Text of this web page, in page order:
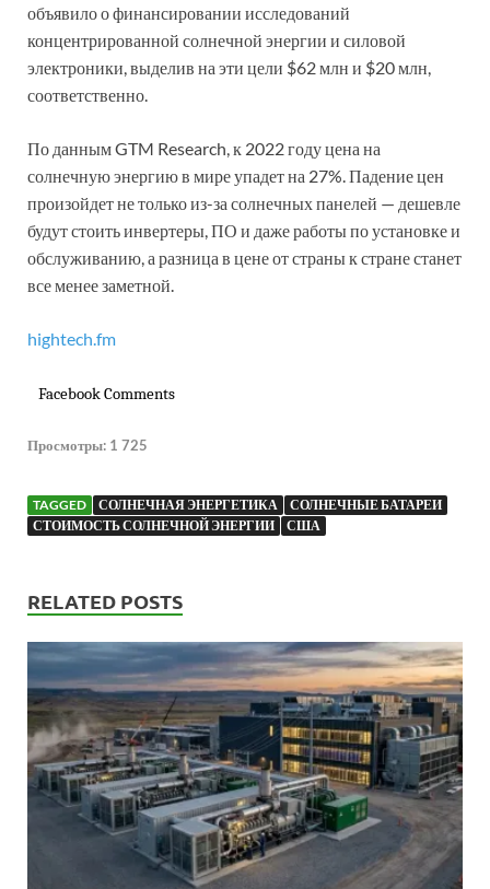
объявило о финансировании исследований
концентрированной солнечной энергии и силовой
электроники, выделив на эти цели $62 млн и $20 млн,
соответственно.
По данным GTM Research, к 2022 году цена на
солнечную энергию в мире упадет на 27%. Падение цен
произойдет не только из-за солнечных панелей — дешевле
будут стоить инвертеры, ПО и даже работы по установке и
обслуживанию, а разница в цене от страны к стране станет
все менее заметной.
hightech.fm
Facebook Comments
Просмотры: 1 725
TAGGED СОЛНЕЧНАЯ ЭНЕРГЕТИКА
СОЛНЕЧНЫЕ БАТАРЕИ
СТОИМОСТЬ СОЛНЕЧНОЙ ЭНЕРГИИ
США
RELATED POSTS